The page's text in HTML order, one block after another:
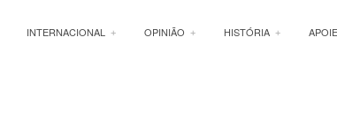
INTERNACIONAL OPINIÃO HISTÓRIA APOIE